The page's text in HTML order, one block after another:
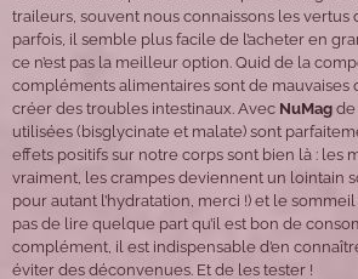
traileurs, souvent nous connaissons les vertus
parfois, il semble plus facile de l’acheter en
ce n’est pas la meilleur option. Quid de la
compléments alimentaires sont de mauvaises
créer des troubles intestinaux. Avec NuMag de
utilisées (bisglycinate et malate) sont
effets positifs sur notre corps sont bien là : les
vraiment, les crampes deviennent un lointain
pour autant l’hydratation, merci !) et le sommeil
pas de lire quelque part qu’il est bon de
complément, il est indispensable d’en
éviter des déconvenues. Et de les tester !